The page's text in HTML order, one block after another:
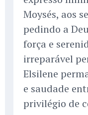
Moysés, aos
pedindo a
força e
irreparável
Elsilene
e saudade
privilégio de